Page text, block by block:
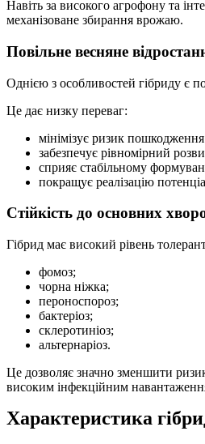
Навіть за високого агрофону та
механізоване збирання врожаю.
Повільне весняне
Однією з особливостей гібриду є
Це дає низку переваг:
мінімізує ризик
забезпечує рівномірний
сприяє стабільному
покращує реалізацію
Стійкість до основних
Гібрид має високий рівень
фомоз;
чорна ніжка;
пероноспороз;
бактеріоз;
склеротиніоз;
альтернаріоз.
Це дозволяє значно зменшити
високим інфекційним
Характеристика